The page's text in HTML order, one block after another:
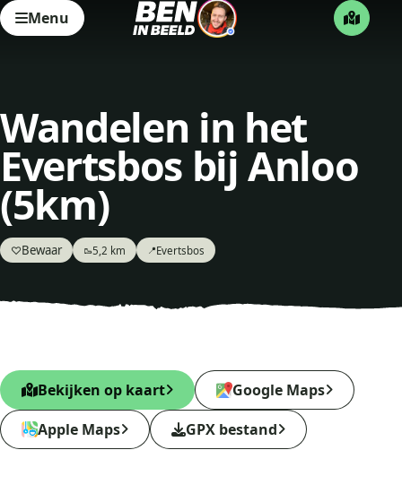
Menu
Wandelen in het
Evertsbos bij Anloo
(5km)
♡Bewaar 🥾5,2 km 📍Evertsbos
Bekijken op kaart
Google Maps
Apple Maps
GPX bestand